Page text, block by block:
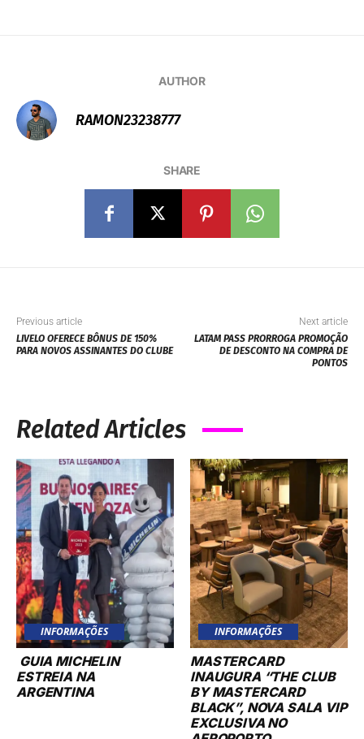
AUTHOR
RAMON23238777
SHARE
Previous article
LIVELO OFERECE BÔNUS DE 150%
PARA NOVOS ASSINANTES DO CLUBE
Next article
LATAM PASS PRORROGA PROMOÇÃO
DE DESCONTO NA COMPRA DE
PONTOS
Related Articles
INFORMAÇÕES
GUIA MICHELIN
ESTREIA NA
ARGENTINA
INFORMAÇÕES
MASTERCARD
INAUGURA “THE CLUB
BY MASTERCARD
BLACK”, NOVA SALA VIP
EXCLUSIVA NO